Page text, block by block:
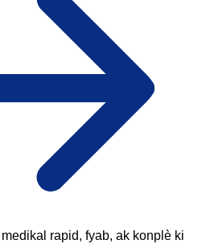
rapid, fyab, ak konplè ki